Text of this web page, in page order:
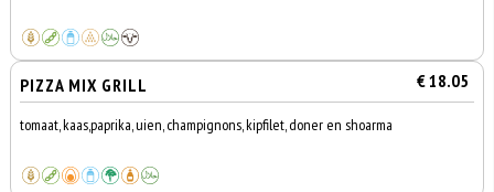
PIZZA MIX GRILL € 18.05
tomaat, kaas,paprika, uien, champignons, kipfilet, doner en shoarma